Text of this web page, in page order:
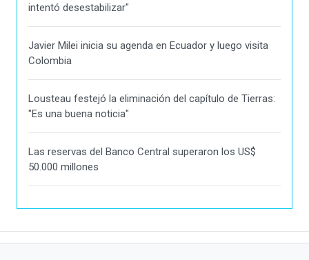
intentó desestabilizar"
Javier Milei inicia su agenda en Ecuador y luego visita
Colombia
Lousteau festejó la eliminación del capítulo de Tierras:
"Es una buena noticia"
Las reservas del Banco Central superaron los US$
50.000 millones